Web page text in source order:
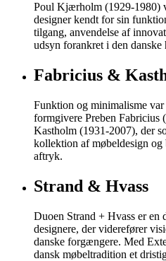
Poul Kjærholm (1929-1980)
designer kendt for sin
tilgang, anvendelse af
udsyn forankret i den
Fabricius &
Funktion og minimalisme
formgivere Preben Fabricius
Kastholm (1931-2007), der
kollektion af møbeldesign
aftryk.
Strand & Hvass
Duoen Strand + Hvass er en
designere, der viderefører
danske forgængere. Med
dansk møbeltradition et